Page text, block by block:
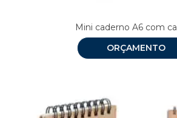
Mini caderno A6 com
ORÇAMENTO